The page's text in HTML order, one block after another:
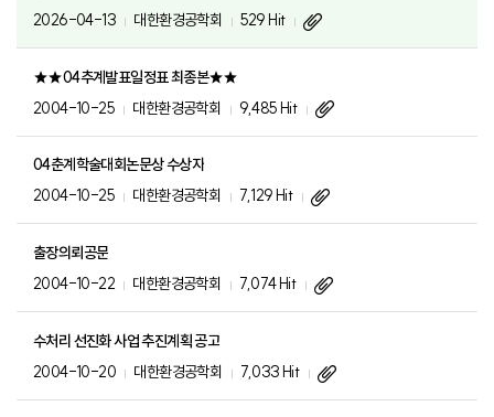
2026-04-13
대한환경공학회 529 Hit
★★04추계발표일정표 최종본★★
2004-10-25
대한환경공학회 9,485 Hit
04춘계학술대회논문상 수상자
2004-10-25
대한환경공학회 7,129 Hit
출장의뢰공문
2004-10-22
대한환경공학회 7,074 Hit
수처리 선진화 사업 추진계획 공고
2004-10-20
대한환경공학회 7,033 Hit